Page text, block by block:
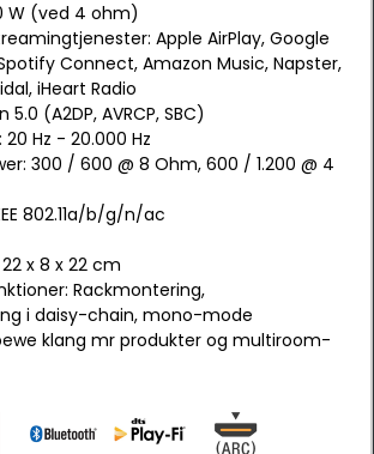
W (ved 4 ohm)
Apple AirPlay, Google
Connect, Amazon Music, Napster,
iHeart Radio
(A2DP, AVRCP, SBC)
Hz - 20.000 Hz
300 / 600 @ 8 Ohm, 600 / 1.200 @ 4
802.11a/b/g/n/ac
x 8 x 22 cm
Rackmontering,
i daisy-chain, mono-mode
klang mr produkter og multiroom-